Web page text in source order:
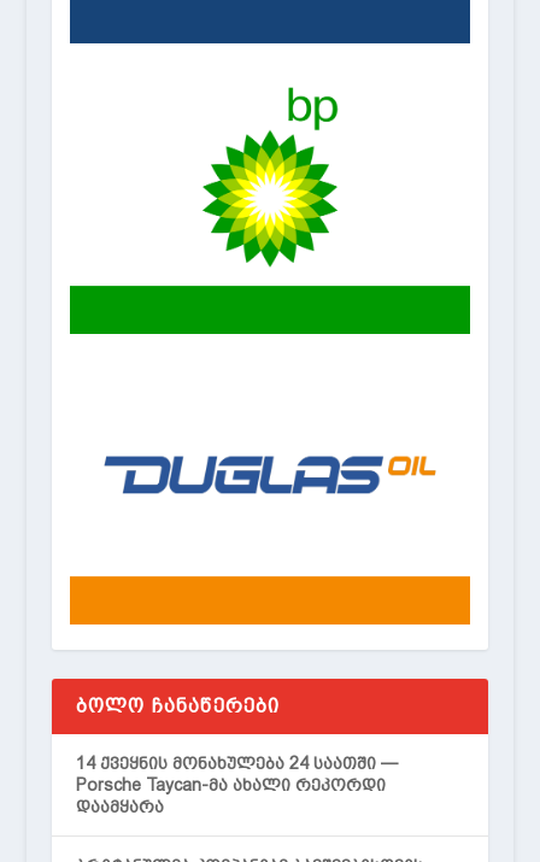
ᲑᲝᲚᲝ ᲩᲐᲜᲐᲬᲔᲠᲔᲑᲘ
14 ქვეყნის მონახულება 24 საათში —
Porsche Taycan-მა ახალი რეკორდი
დაამყარა